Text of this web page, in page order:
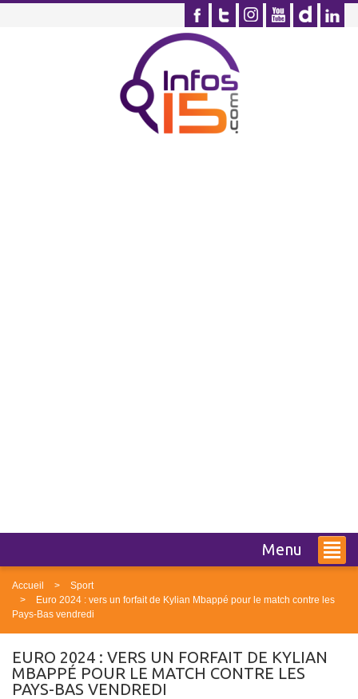
Menu
Accueil
Sport
Euro 2024 : vers un forfait de Kylian Mbappé pour le match contre les
Pays-Bas vendredi
EURO 2024 : VERS UN FORFAIT DE KYLIAN
MBAPPÉ POUR LE MATCH CONTRE LES
PAYS-BAS VENDREDI